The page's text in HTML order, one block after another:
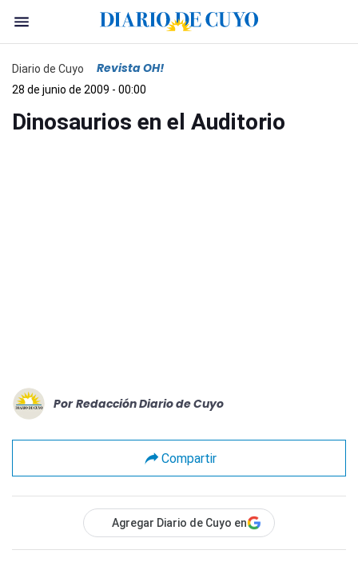
Diario de Cuyo Revista OH!
28 de junio de 2009 - 00:00
Dinosaurios en el Auditorio
Por Redacción Diario de Cuyo
Compartir
Agregar Diario de Cuyo en